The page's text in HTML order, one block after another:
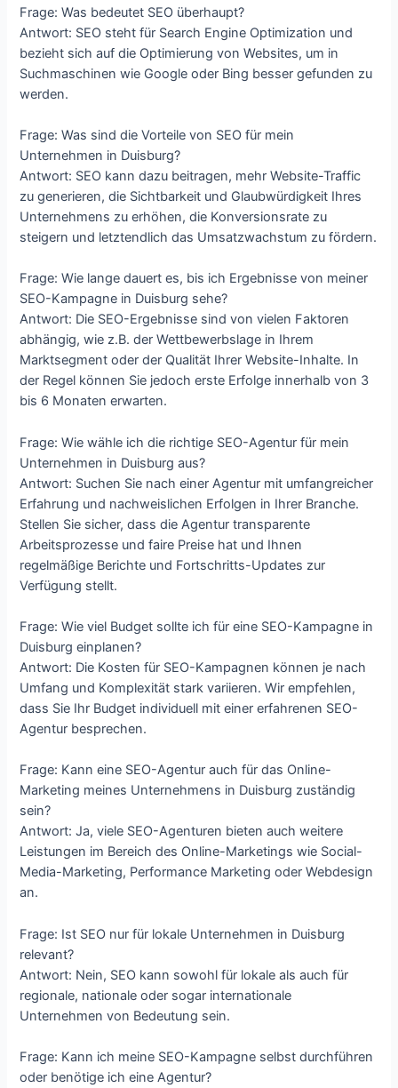
Frage: Was bedeutet SEO überhaupt?
Antwort: SEO steht für Search Engine Optimization und
bezieht sich auf die Optimierung von Websites, um in
Suchmaschinen wie Google oder Bing besser gefunden zu
werden.
Frage: Was sind die Vorteile von SEO für mein
Unternehmen in Duisburg?
Antwort: SEO kann dazu beitragen, mehr Website-Traffic
zu generieren, die Sichtbarkeit und Glaubwürdigkeit Ihres
Unternehmens zu erhöhen, die Konversionsrate zu
steigern und letztendlich das Umsatzwachstum zu fördern.
Frage: Wie lange dauert es, bis ich Ergebnisse von meiner
SEO-Kampagne in Duisburg sehe?
Antwort: Die SEO-Ergebnisse sind von vielen Faktoren
abhängig, wie z.B. der Wettbewerbslage in Ihrem
Marktsegment oder der Qualität Ihrer Website-Inhalte. In
der Regel können Sie jedoch erste Erfolge innerhalb von 3
bis 6 Monaten erwarten.
Frage: Wie wähle ich die richtige SEO-Agentur für mein
Unternehmen in Duisburg aus?
Antwort: Suchen Sie nach einer Agentur mit umfangreicher
Erfahrung und nachweislichen Erfolgen in Ihrer Branche.
Stellen Sie sicher, dass die Agentur transparente
Arbeitsprozesse und faire Preise hat und Ihnen
regelmäßige Berichte und Fortschritts-Updates zur
Verfügung stellt.
Frage: Wie viel Budget sollte ich für eine SEO-Kampagne in
Duisburg einplanen?
Antwort: Die Kosten für SEO-Kampagnen können je nach
Umfang und Komplexität stark variieren. Wir empfehlen,
dass Sie Ihr Budget individuell mit einer erfahrenen SEO-
Agentur besprechen.
Frage: Kann eine SEO-Agentur auch für das Online-
Marketing meines Unternehmens in Duisburg zuständig
sein?
Antwort: Ja, viele SEO-Agenturen bieten auch weitere
Leistungen im Bereich des Online-Marketings wie Social-
Media-Marketing, Performance Marketing oder Webdesign
an.
Frage: Ist SEO nur für lokale Unternehmen in Duisburg
relevant?
Antwort: Nein, SEO kann sowohl für lokale als auch für
regionale, nationale oder sogar internationale
Unternehmen von Bedeutung sein.
Frage: Kann ich meine SEO-Kampagne selbst durchführen
oder benötige ich eine Agentur?